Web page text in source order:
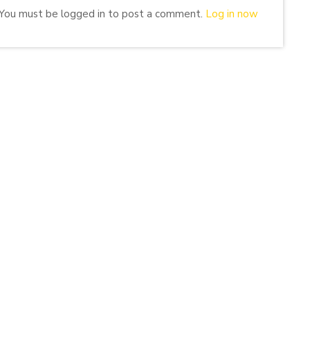
must be logged in to post a comment. Log in now